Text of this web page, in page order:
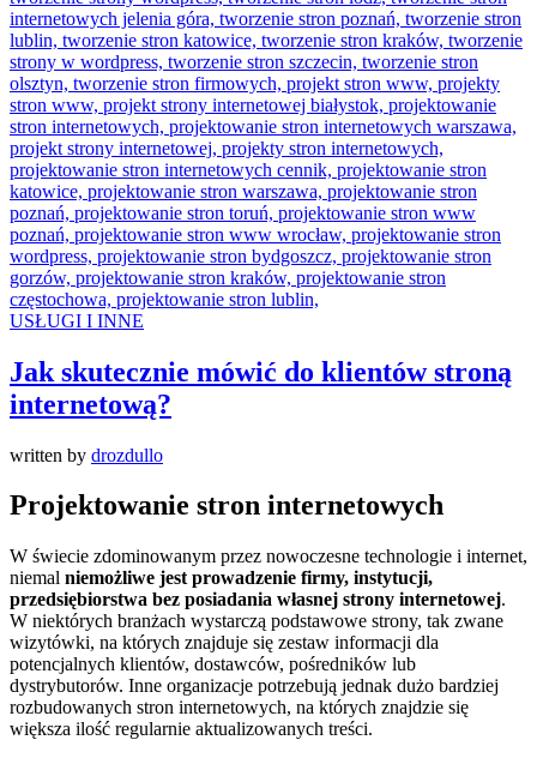
USŁUGI I INNE
Jak skutecznie mówić do klientów stroną
internetową?
written by drozdullo
Projektowanie stron internetowych
W świecie zdominowanym przez nowoczesne technologie i internet,
niemal niemożliwe jest prowadzenie firmy, instytucji,
przedsiębiorstwa bez posiadania własnej strony internetowej.
W niektórych branżach wystarczą podstawowe strony, tak zwane
wizytówki, na których znajduje się zestaw informacji dla
potencjalnych klientów, dostawców, pośredników lub
dystrybutorów. Inne organizacje potrzebują jednak dużo bardziej
rozbudowanych stron internetowych, na których znajdzie się
większa ilość regularnie aktualizowanych treści.